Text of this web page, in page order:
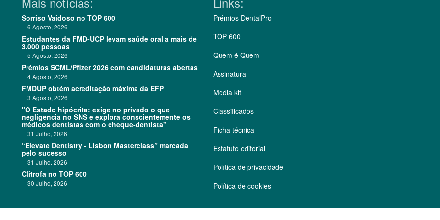
Sorriso Vaidoso no TOP 600
6 Agosto, 2026
Estudantes da FMD-UCP levam saúde oral a mais de
3.000 pessoas
5 Agosto, 2026
Prémios SCML/Pfizer 2026 com candidaturas abertas
4 Agosto, 2026
FMDUP obtém acreditação máxima da EFP
3 Agosto, 2026
"O Estado hipócrita: exige no privado o que
negligencia no SNS e explora conscientemente os
médicos dentistas com o cheque-dentista"
31 Julho, 2026
“Elevate Dentistry - Lisbon Masterclass” marcada
pelo sucesso
31 Julho, 2026
Clitrofa no TOP 600
30 Julho, 2026
Prémios DentalPro
TOP 600
Quem é Quem
Assinatura
Media kit
Classificados
Ficha técnica
Estatuto editorial
Política de privacidade
Política de cookies